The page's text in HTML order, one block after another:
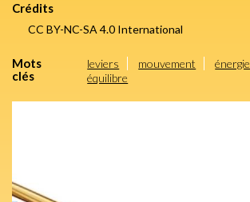
Crédits
CC BY-NC-SA 4.0 International
Mots
clés
leviers mouvement énergie
équilibre